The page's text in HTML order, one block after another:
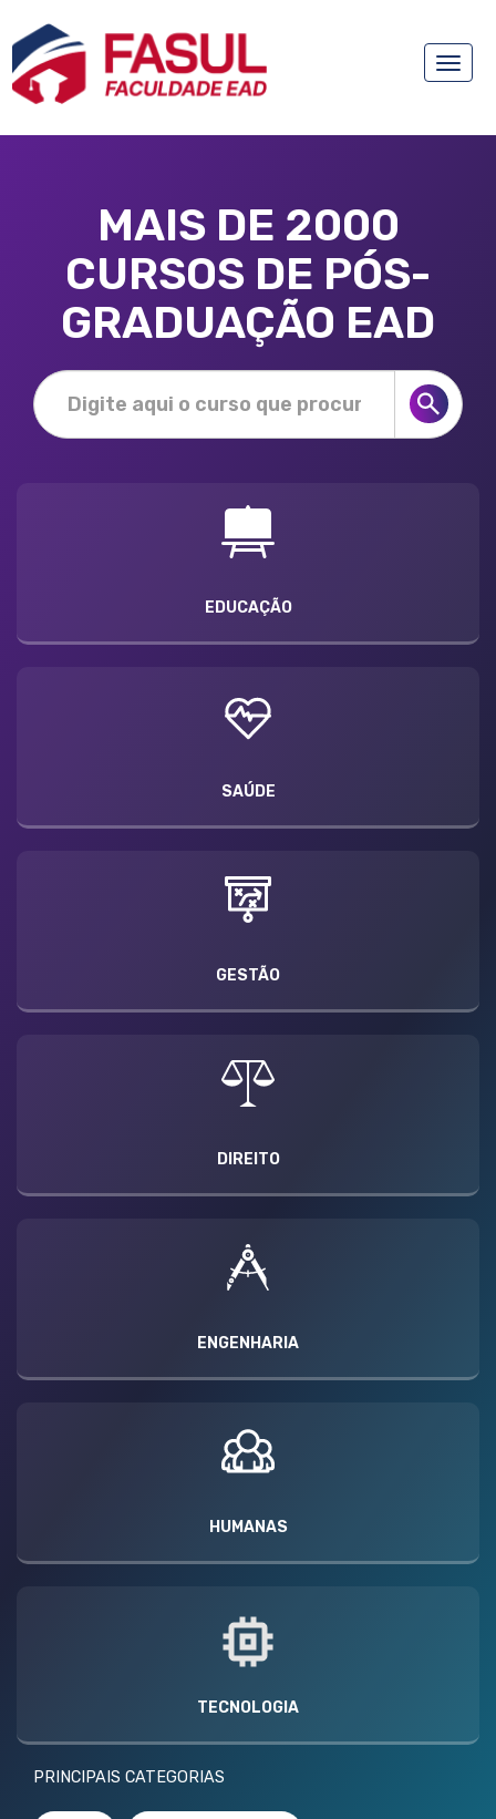
Toggle
MAIS DE 2000
CURSOS DE PÓS-
GRADUAÇÃO EAD
EDUCAÇÃO
SAÚDE
GESTÃO
DIREITO
ENGENHARIA
HUMANAS
TECNOLOGIA
PRINCIPAIS CATEGORIAS